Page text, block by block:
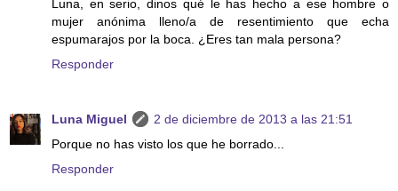
Luna, en serio, dinos qué le has hecho a ese hombre o
mujer anónima lleno/a de resentimiento que echa
espumarajos por la boca. ¿Eres tan mala persona?
Responder
Luna Miguel
2 de diciembre de 2013 a las 21:51
Porque no has visto los que he borrado...
Responder